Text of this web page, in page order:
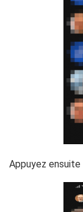
Appuyez